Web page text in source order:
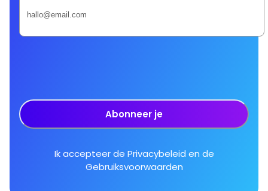
Abonneer je
Ik accepteer de Privacybeleid en de
Gebruiksvoorwaarden